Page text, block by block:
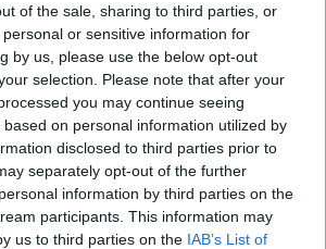
of the sale, sharing to third parties, or
or sensitive information for
by us, please use the below opt-out
selection. Please note that after your
you may continue seeing
on personal information utilized by
disclosed to third parties prior to
separately opt-out of the further
information by third parties on the
participants. This information may
us to third parties on the IAB’s List of
mert ők irgalmasságot
irgalmát, még akkor is,
meg. ...